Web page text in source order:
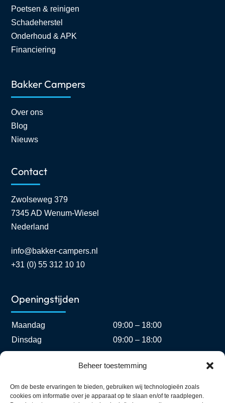
Beheer toestemming
Om de beste ervaringen te bieden, gebruiken wij technologieën zoals
cookies om informatie over je apparaat op te slaan en/of te raadplegen.
Poetsen & reinigen
Schadeherstel
Onderhoud & APK
Financiering
Bakker Campers
Over ons
Blog
Nieuws
Contact
Zwolseweg 379
7345 AD Wenum-Wiesel
Nederland
info@bakker-campers.nl
+31 (0) 55 312 10 10
Openingstijden
Maandag
09:00 – 18:00
Dinsdag
09:00 – 18:00
09:00 – 18:00
Vrijdag
09:00 – 18:00
Zaterdag
09:00 – 17:00